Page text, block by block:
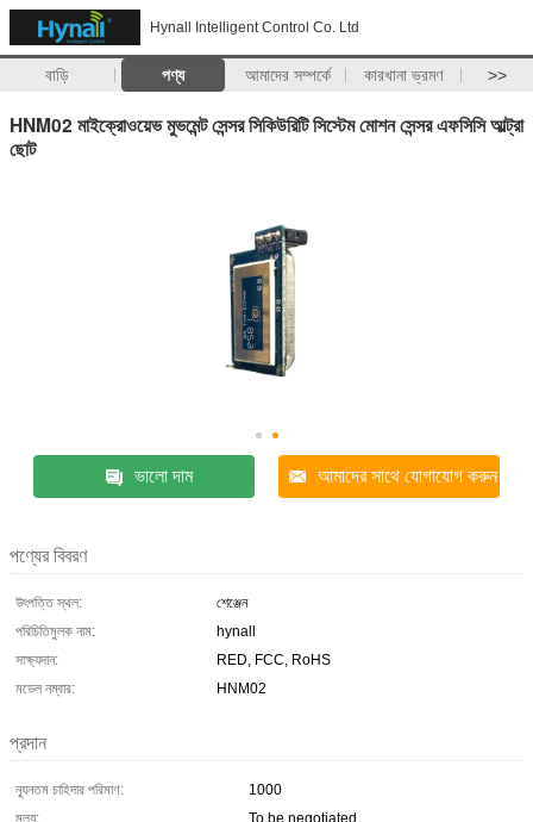
Hynall Intelligent Control Co. Ltd
বাড়ি পণ্য আমাদের সম্পর্কে কারখানা ভ্রমণ >>
HNM02 মাইক্রোওয়েভ মুভমেন্ট সেন্সর সিকিউরিটি সিস্টেম মোশন সেন্সর এফসিসি আল্ট্রা
ছোট
ভালো দাম আমাদের সাথে যোগাযোগ করুন
পণ্যের বিবরণ
উৎপত্তি স্থল:
শেঞ্জেন
পরিচিতিমুলক নাম:
hynall
সাক্ষ্যদান:
RED, FCC, RoHS
মডেল নম্বার:
HNM02
প্রদান
ন্যূনতম চাহিদার পরিমাণ:
1000
মূল্য:
To be negotiated